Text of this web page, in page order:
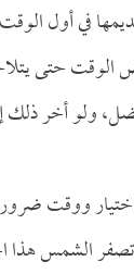
في أول
الوقت حتى
ولو أخر ذلك
ووقت
الشمس هذا